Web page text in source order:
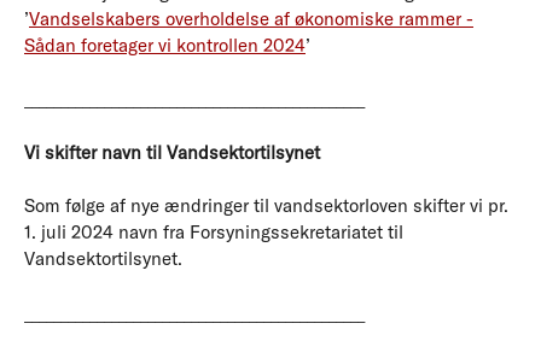
’Vandselskabers overholdelse af økonomiske rammer -
Sådan foretager vi kontrollen 2024’
Vi skifter navn til Vandsektortilsynet
Som følge af nye ændringer til vandsektorloven skifter vi pr.
1. juli 2024 navn fra Forsyningssekretariatet til
Vandsektortilsynet.